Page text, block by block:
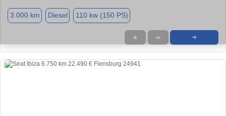
3.000 km Diesel 110 kw (150 PS)
★ ➦ ➜